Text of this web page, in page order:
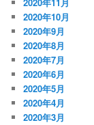
2020年10月
2020年9月
2020年8月
2020年7月
2020年6月
2020年5月
2020年4月
2020年3月